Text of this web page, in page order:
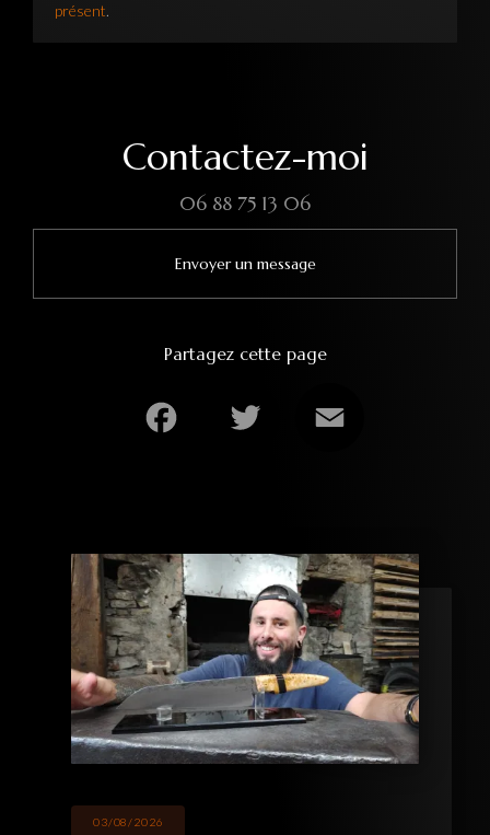
présent.
Contactez-moi
06 88 75 13 06
Envoyer un message
Partagez cette page
03/08/2026